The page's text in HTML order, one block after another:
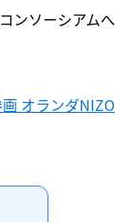
ンソーシアムへ
オランダNIZO